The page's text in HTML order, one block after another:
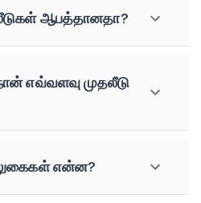
ஆபத்தானதா?
எவ்வளவு முதலீடு
என்ன?